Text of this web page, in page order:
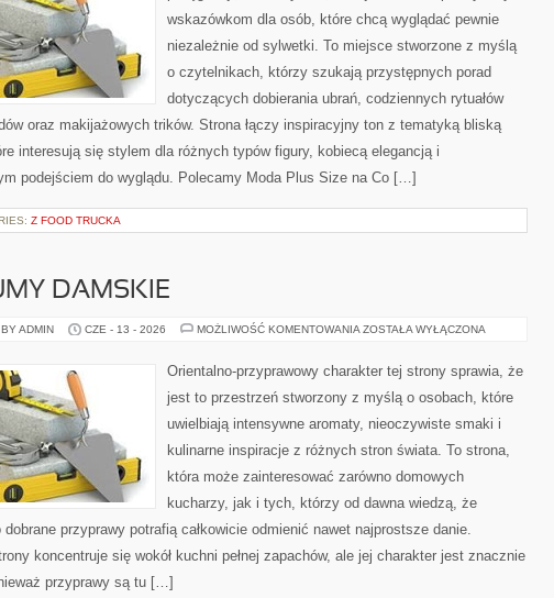
wskazówkom dla osób, które chcą wyglądać pewnie
niezależnie od sylwetki. To miejsce stworzone z myślą
o czytelnikach, którzy szukają przystępnych porad
dotyczących dobierania ubrań, codziennych rytuałów
oraz makijażowych trików. Strona łączy inspiracyjny ton z tematyką bliską
interesują się stylem dla różnych typów figury, kobiecą elegancją i
podejściem do wyglądu. Polecamy Moda Plus Size na Co […]
Z FOOD TRUCKA
DAMSKIE
ADMIN CZE - 13 - 2026 MOŻLIWOŚĆ KOMENTOWANIA PERFUMY
ZOSTAŁA WYŁĄCZONA
Orientalno-przyprawowy charakter tej strony sprawia, że
jest to przestrzeń stworzony z myślą o osobach, które
uwielbiają intensywne aromaty, nieoczywiste smaki i
kulinarne inspiracje z różnych stron świata. To strona,
która może zainteresować zarówno domowych
kucharzy, jak i tych, którzy od dawna wiedzą, że
dobrane przyprawy potrafią całkowicie odmienić nawet najprostsze danie.
koncentruje się wokół kuchni pełnej zapachów, ale jej charakter jest znacznie
przyprawy są tu […]